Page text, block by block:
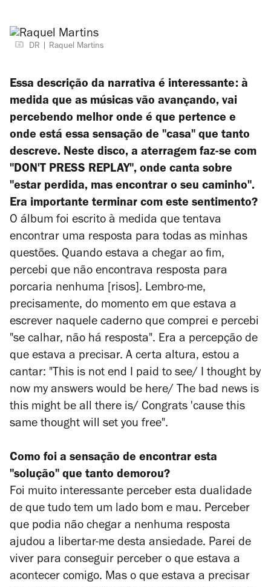
DR Raquel Martins
Essa descrição da narrativa é interessante: à
medida que as músicas vão avançando, vai
percebendo melhor onde é que pertence e
onde está essa sensação de "casa" que tanto
descreve. Neste disco, a aterragem faz-se com
"DON'T PRESS REPLAY", onde canta sobre
"estar perdida, mas encontrar o seu caminho".
Era importante terminar com este sentimento?
O álbum foi escrito à medida que tentava
encontrar uma resposta para todas as minhas
questões. Quando estava a chegar ao fim,
percebi que não encontrava resposta para
porcaria nenhuma [risos]. Lembro-me,
precisamente, do momento em que estava a
escrever naquele caderno que comprei e percebi
"se calhar, não há resposta". Era a percepção de
que estava a precisar. A certa altura, estou a
cantar: " This is not end I paid to see/ I thought by
now my answers would be here/ The bad news is
this might be all there is/ Congrats 'cause this
same thought will set you free".
Como foi a sensação de encontrar esta
"solução" que tanto demorou?
Foi muito interessante perceber esta dualidade
de que tudo tem um lado bom e mau. Perceber
que podia não chegar a nenhuma resposta
ajudou a libertar-me desta ansiedade. Parei de
viver para conseguir perceber o que estava a
acontecer comigo. Mas o que estava a precisar